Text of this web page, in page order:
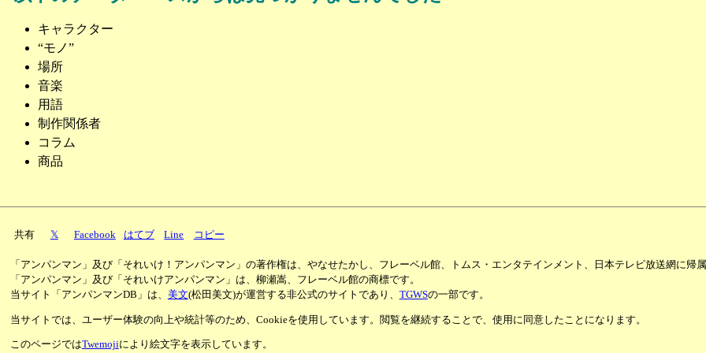
キャラクター
“モノ”
場所
音楽
用語
制作関係者
コラム
商品
共有 𝕏 Facebook はてブ Line コピー
「アンパンマン」及び「それいけ！アンパンマン」の著作権は、やなせたかし、フレーベル館、トムス・エンタテインメント、日本テレビ放送網に帰
「アンパンマン」及び「それいけアンパンマン」は、柳瀬嵩、フレーベル館の商標です。
当サイト「アンパンマンDB」は、 美文(松田美文)が運営する非公式のサイトであり、 TGWSの一部です。
当サイトでは、ユーザー体験の向上や統計等のため、Cookieを使用しています。閲覧を継続することで、使用に同意したことになります。
このページではTwemojiにより絵文字を表示しています。